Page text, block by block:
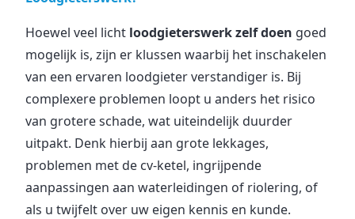
Hoewel veel licht loodgieterswerk zelf doen goed
mogelijk is, zijn er klussen waarbij het inschakelen
van een ervaren loodgieter verstandiger is. Bij
complexere problemen loopt u anders het risico
van grotere schade, wat uiteindelijk duurder
uitpakt. Denk hierbij aan grote lekkages,
problemen met de cv-ketel, ingrijpende
aanpassingen aan waterleidingen of riolering, of
als u twijfelt over uw eigen kennis en kunde.